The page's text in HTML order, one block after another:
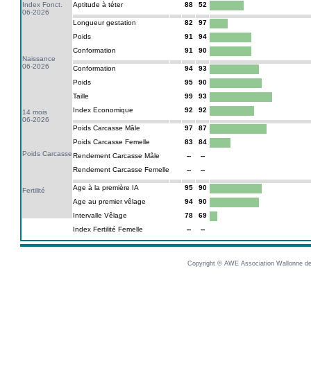
Index Fonct.
06-2026
Naissance
06-2026
14 mois
06-2026
Poids Carcasse
Fertilité
Aptitude à téter
88 52
Longueur gestation 82
97
Poids
91
94
Conformation
91 90
Conformation 94
93
Poids
95
90
Taille
99
93
Index Economique
92 92
Poids Carcasse Mâle 97
87
Poids Carcasse Femelle
83
84
Rendement Carcasse Mâle
--
--
Rendement Carcasse Femelle
-- --
Age à la première IA 95
90
Age au premier vêlage
94
90
Intervalle Vêlage
78
69
Index Fertilité Femelle
-- --
Copyright © AWE Association Wallonne